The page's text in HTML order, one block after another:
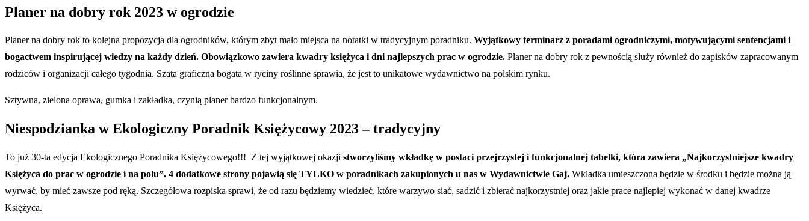
Planer na dobry rok 2023 w ogrodzie
Planer na dobry rok to kolejna propozycja dla ogrodników, którym zbyt mało miejsca na notatki w tradycyjnym poradniku. Wyjątkowy terminarz z poradami ogrodniczymi, motywującymi sentencjami i
bogactwem inspirującej wiedzy na każdy dzień. Obowiązkowo zawiera kwadry księżyca i dni najlepszych prac w ogrodzie. Planer na dobry rok z pewnością służy również do zapisków zapracowanym
rodziców i organizacji całego tygodnia. Szata graficzna bogata w ryciny roślinne sprawia, że jest to unikatowe wydawnictwo na polskim rynku.
Sztywna, zielona oprawa, gumka i zakładka, czynią planer bardzo funkcjonalnym.
Niespodzianka w Ekologiczny Poradnik Księżycowy 2023 – tradycyjny
To już 30-ta edycja Ekologicznego Poradnika Księżycowego!!! Z tej wyjątkowej okazji stworzyliśmy wkładkę w postaci przejrzystej i funkcjonalnej tabelki, która zawiera „Najkorzystniejsze kwadry
Księżyca do prac w ogrodzie i na polu”. 4 dodatkowe strony pojawią się TYLKO w poradnikach zakupionych u nas w Wydawnictwie Gaj. Wkładka umieszczona będzie w środku i będzie można ją
wyrwać, by mieć zawsze pod ręką. Szczegółowa rozpiska sprawi, że od razu będziemy wiedzieć, które warzywo siać, sadzić i zbierać najkorzystniej oraz jakie prace najlepiej wykonać w danej kwadrze
Księżyca.